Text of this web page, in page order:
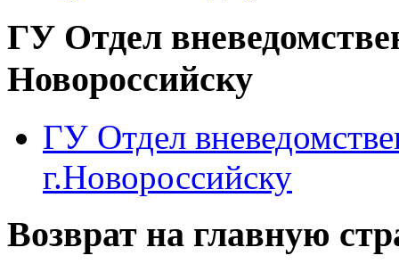
ГУ Отдел
Новороссийску
ГУ Отдел
г.Новороссийску
Возврат на главную